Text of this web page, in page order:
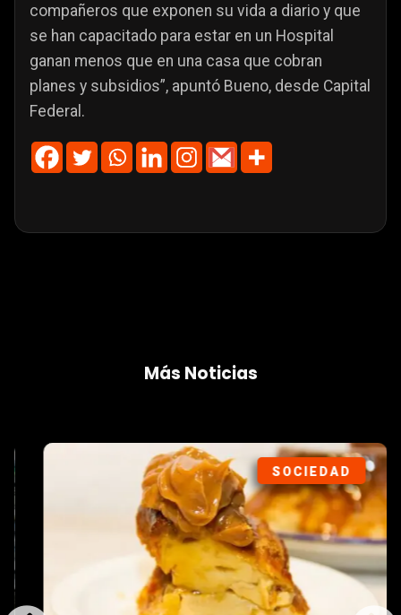
compañeros que exponen su vida a diario y que
se han capacitado para estar en un Hospital
ganan menos que en una casa que cobran
planes y subsidios”, apuntó Bueno, desde Capital
Federal.
Más Noticias
SOCIEDAD